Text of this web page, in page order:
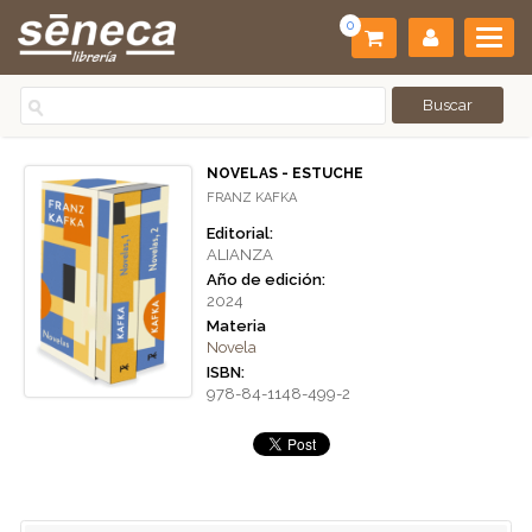
0
NOVELAS - ESTUCHE
FRANZ KAFKA
Editorial:
ALIANZA
Año de edición:
2024
Materia
Novela
ISBN:
978-84-1148-499-2